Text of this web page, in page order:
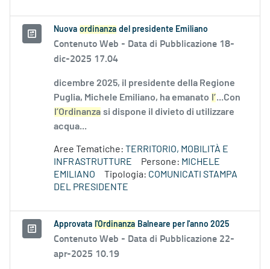
Nuova ordinanza del presidente Emiliano
Contenuto Web - Data di Pubblicazione 18-
dic-2025 17.04
dicembre 2025, il presidente della Regione
Puglia, Michele Emiliano, ha emanato l’...Con
l’Ordinanza si dispone il divieto di utilizzare
acqua...
Aree Tematiche: TERRITORIO, MOBILITÀ E
INFRASTRUTTURE
Persone: MICHELE
EMILIANO
Tipologia: COMUNICATI STAMPA
DEL PRESIDENTE
Approvata l'Ordinanza Balneare per l'anno 2025
Contenuto Web - Data di Pubblicazione 22-
apr-2025 10.19